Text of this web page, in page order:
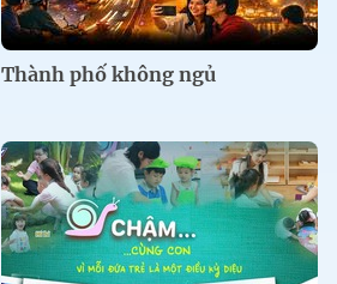
Thành phố không ngủ